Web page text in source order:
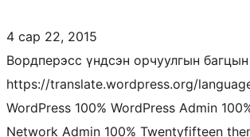
4 сар 22, 2015
Вордперэсс үндсэн орчуулгын
https://translate.wordpress.org/
WordPress 100% WordPress Admin
Network Admin 100% Twentyfifteen